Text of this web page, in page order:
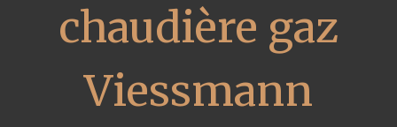
chaudière gaz
Viessmann